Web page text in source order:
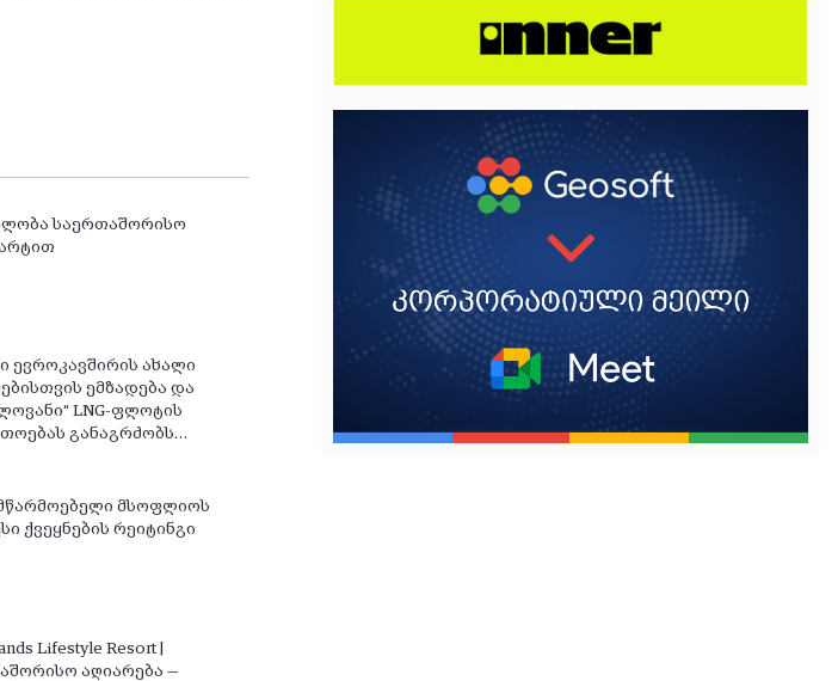
საერთაშორისო
ევროკავშირის ახალი
ემზადება და
LNG-ფლოტის
განაგრძობს…
მსოფლიოს
ქვეყნების რეიტინგი
Lifestyle Resort |
აღიარება —